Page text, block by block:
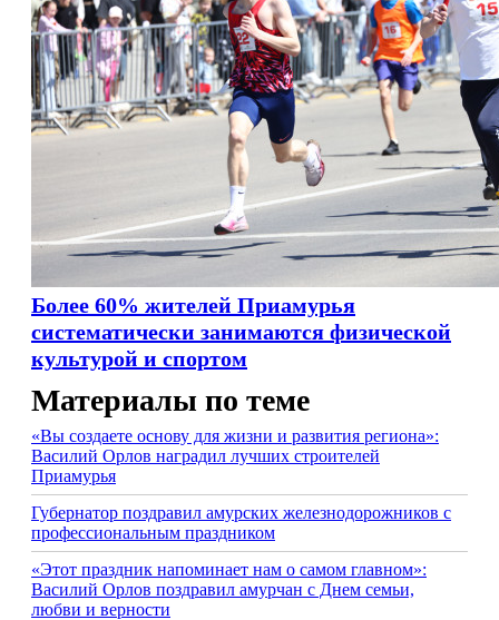
Более 60% жителей Приамурья
систематически занимаются физической
культурой и спортом
Материалы по теме
«Вы создаете основу для жизни и развития региона»:
Василий Орлов наградил лучших строителей
Приамурья
Губернатор поздравил амурских железнодорожников с
профессиональным праздником
«Этот праздник напоминает нам о самом главном»:
Василий Орлов поздравил амурчан с Днем семьи,
любви и верности